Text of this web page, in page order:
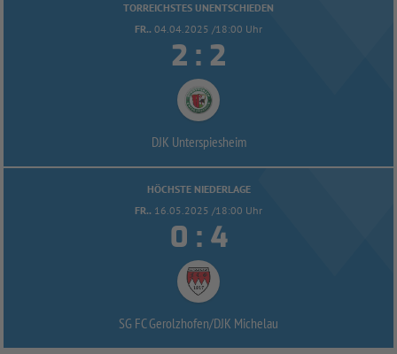
TORREICHSTES UNENTSCHIEDEN
FR.. 04.04.2025 /18:00 Uhr
 : 
DJK Unterspiesheim
HÖCHSTE NIEDERLAGE
FR.. 16.05.2025 /18:00 Uhr
 : 
SG FC Gerolzhofen/DJK Michelau